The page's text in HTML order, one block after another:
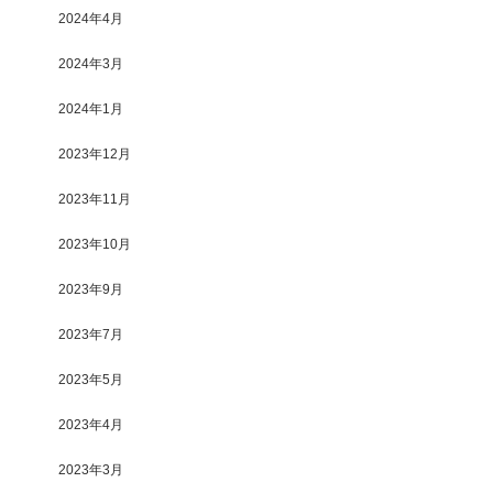
2024年4月
2024年3月
2024年1月
2023年12月
2023年11月
2023年10月
2023年9月
2023年7月
2023年5月
2023年4月
2023年3月